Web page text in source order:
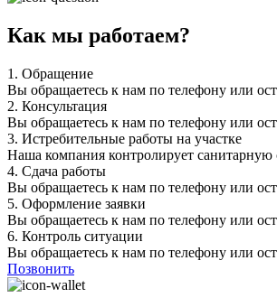
Как мы работаем?
1. Обращение
Вы обращаетесь к нам по телефону или
2. Консультация
Вы обращаетесь к нам по телефону или
3. Истребительные работы на участке
Наша компания контролирует санитарную
4. Сдача работы
Вы обращаетесь к нам по телефону или
5. Оформление заявки
Вы обращаетесь к нам по телефону или
6. Контроль ситуации
Вы обращаетесь к нам по телефону или
Позвонить